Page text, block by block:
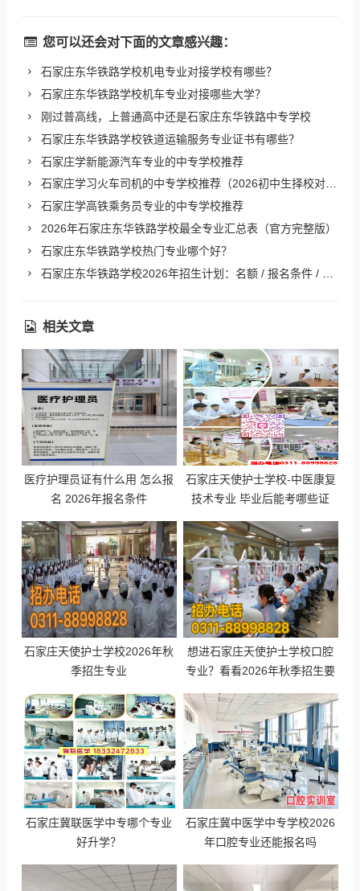
您可以还会对下面的文章感兴趣：
石家庄东华铁路学校机电专业对接学校有哪些？
石家庄东华铁路学校机车专业对接哪些大学？
刚过普高线，上普通高中还是石家庄东华铁路中专学校
石家庄东华铁路学校铁道运输服务专业证书有哪些？
石家庄学新能源汽车专业的中专学校推荐
石家庄学习火车司机的中专学校推荐（2026初中生择校对比）
石家庄学高铁乘务员专业的中专学校推荐
2026年石家庄东华铁路学校最全专业汇总表（官方完整版）
石家庄东华铁路学校热门专业哪个好？
石家庄东华铁路学校2026年招生计划：名额 / 报名条件 / 录取流程
相关文章
医疗护理员证有什么用 怎么报
名 2026年报名条件
石家庄天使护士学校-中医康复
技术专业 毕业后能考哪些证
石家庄天使护士学校2026年秋
季招生专业
想进石家庄天使护士学校口腔
专业？看看2026年秋季招生要
石家庄冀联医学中专哪个专业
好升学？
石家庄冀中医学中专学校2026
年口腔专业还能报名吗